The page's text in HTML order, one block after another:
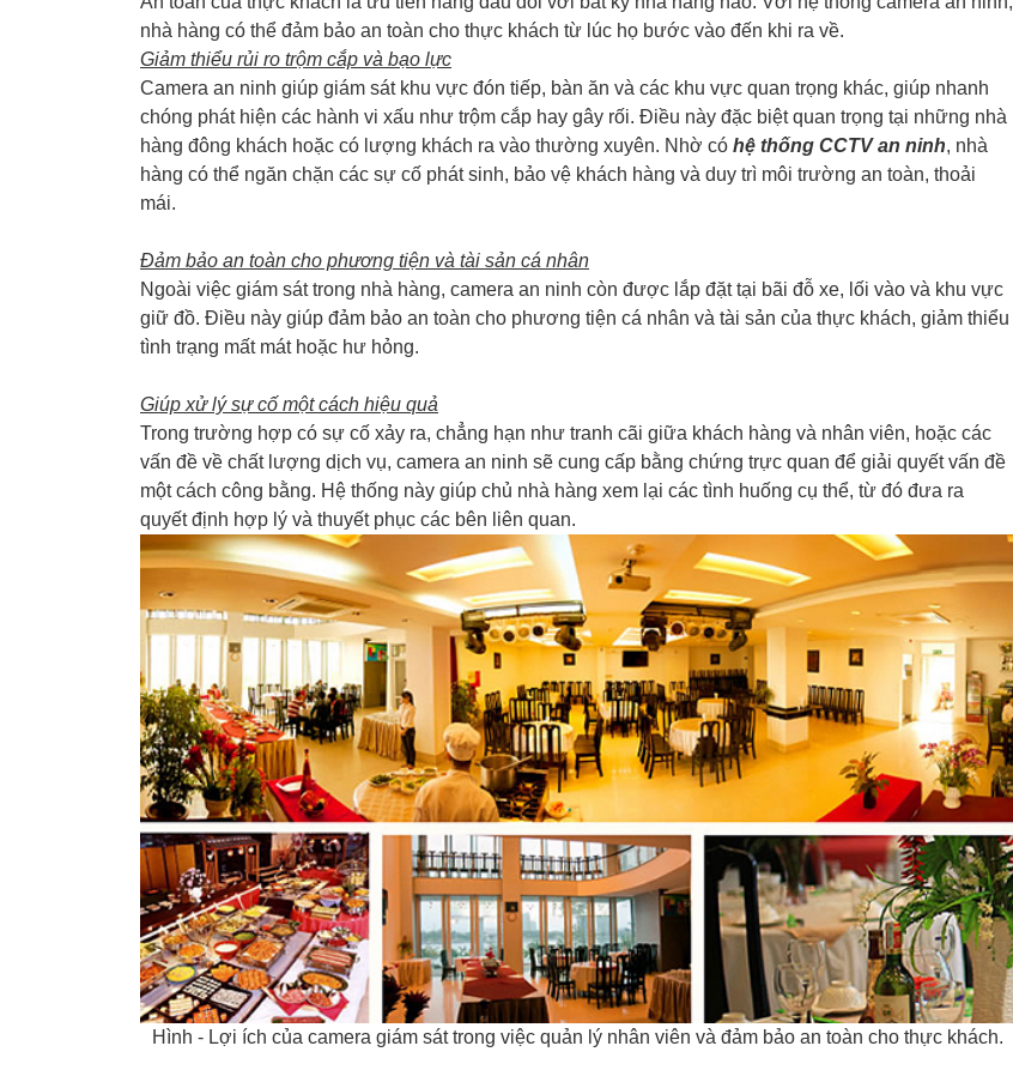
nhà hàng có thể đảm bảo an toàn cho thực khách từ lúc họ bước vào đến khi ra về.
Giảm thiểu rủi ro trộm cắp và bạo lực
Camera an ninh giúp giám sát khu vực đón tiếp, bàn ăn và các khu vực quan trọng khác, giúp nhanh
chóng phát hiện các hành vi xấu như trộm cắp hay gây rối. Điều này đặc biệt quan trọng tại những nhà
hàng đông khách hoặc có lượng khách ra vào thường xuyên. Nhờ có hệ thống CCTV an ninh, nhà
hàng có thể ngăn chặn các sự cố phát sinh, bảo vệ khách hàng và duy trì môi trường an toàn, thoải
mái.
Đảm bảo an toàn cho phương tiện và tài sản cá nhân
Ngoài việc giám sát trong nhà hàng, camera an ninh còn được lắp đặt tại bãi đỗ xe, lối vào và khu vực
giữ đồ. Điều này giúp đảm bảo an toàn cho phương tiện cá nhân và tài sản của thực khách, giảm thiểu
tình trạng mất mát hoặc hư hỏng.
Giúp xử lý sự cố một cách hiệu quả
Trong trường hợp có sự cố xảy ra, chẳng hạn như tranh cãi giữa khách hàng và nhân viên, hoặc các
vấn đề về chất lượng dịch vụ, camera an ninh sẽ cung cấp bằng chứng trực quan để giải quyết vấn đề
một cách công bằng. Hệ thống này giúp chủ nhà hàng xem lại các tình huống cụ thể, từ đó đưa ra
quyết định hợp lý và thuyết phục các bên liên quan.
Hình - Lợi ích của camera giám sát trong việc quản lý nhân viên và đảm bảo an toàn cho thực khách.